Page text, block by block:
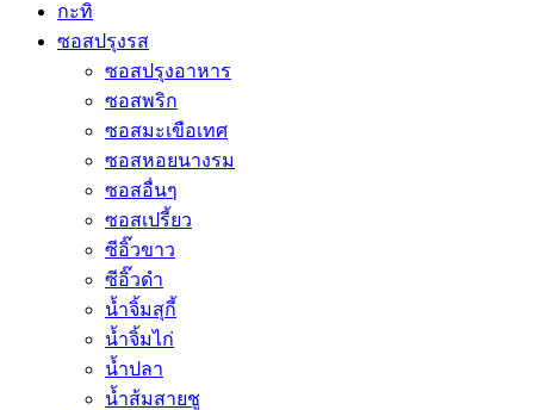
กะทิ
ซอสปรุงรส
ซอสปรุงอาหาร
ซอสพริก
ซอสมะเขือเทศ
ซอสหอยนางรม
ซอสอื่นๆ
ซอสเปรี้ยว
ซีอิ๊วขาว
ซีอิ๊วดำ
น้ำจิ้มสุกี้
น้ำจิ้มไก่
น้ำปลา
น้ำส้มสายชู